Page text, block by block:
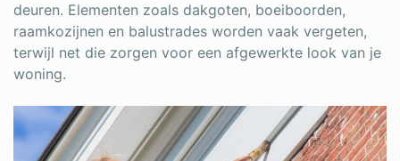
deuren. Elementen zoals dakgoten, boeiboorden,
raamkozijnen en balustrades worden vaak vergeten,
terwijl net die zorgen voor een afgewerkte look van je
woning.